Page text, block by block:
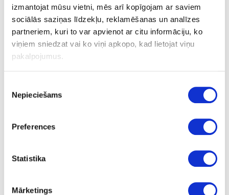
izmantojat mūsu vietni, mēs arī kopīgojam ar saviem
sociālās saziņas līdzekļu, reklamēšanas un analīzes
partneriem, kuri to var apvienot ar citu informāciju, ko
viņiem sniedzat vai ko viņi apkopo, kad lietojat viņu
pakalpojumus.
izvēle
Nepieciešams
Preferences
Statistika
Mārketings
WC aizgrieznis